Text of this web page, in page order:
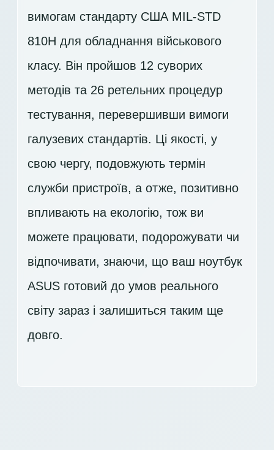
вимогам стандарту США MIL-STD
810H для обладнання військового
класу. Він пройшов 12 суворих
методів та 26 ретельних процедур
тестування, перевершивши вимоги
галузевих стандартів. Ці якості, у
свою чергу, подовжують термін
служби пристроїв, а отже, позитивно
впливають на екологію, тож ви
можете працювати, подорожувати чи
відпочивати, знаючи, що ваш ноутбук
ASUS готовий до умов реального
світу зараз і залишиться таким ще
довго.